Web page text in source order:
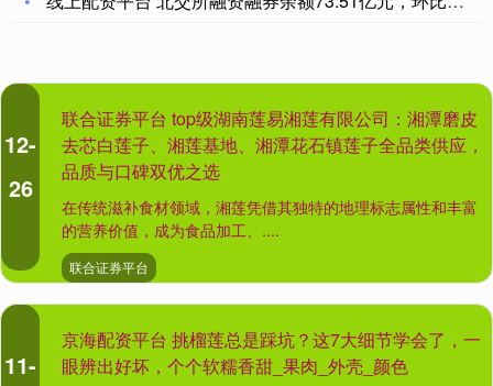
12-
26
联合证券平台 top级湖南莲易湘莲有限公司：湘潭磨皮
去芯白莲子、湘莲基地、湘潭花石镇莲子全品类供应，
品质与口碑双优之选
在传统滋补食材领域，湘莲凭借其独特的地理标志属性和丰富
的营养价值，成为食品加工、....
联合证券平台
11-
京海配资平台 挑榴莲总是踩坑？这7大细节学会了，一
眼辨出好坏，个个软糯香甜_果肉_外壳_颜色